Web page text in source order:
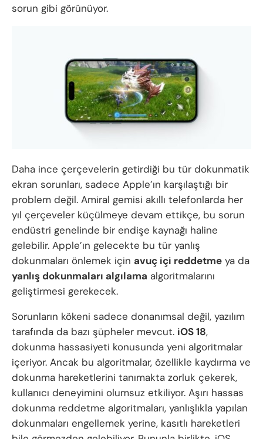
sorun gibi görünüyor.
Daha ince çerçevelerin getirdiği bu tür dokunmatik
ekran sorunları, sadece Apple’ın karşılaştığı bir
problem değil. Amiral gemisi akıllı telefonlarda her
yıl çerçeveler küçülmeye devam ettikçe, bu sorun
endüstri genelinde bir endişe kaynağı haline
gelebilir. Apple’ın gelecekte bu tür yanlış
dokunmaları önlemek için avuç içi reddetme ya da
yanlış dokunmaları algılama algoritmalarını
geliştirmesi gerekecek.
Sorunların kökeni sadece donanımsal değil, yazılım
tarafında da bazı şüpheler mevcut. iOS 18,
dokunma hassasiyeti konusunda yeni algoritmalar
içeriyor. Ancak bu algoritmalar, özellikle kaydırma ve
dokunma hareketlerini tanımakta zorluk çekerek,
kullanıcı deneyimini olumsuz etkiliyor. Aşırı hassas
dokunma reddetme algoritmaları, yanlışlıkla yapılan
dokunmaları engellemek yerine, kasıtlı hareketleri